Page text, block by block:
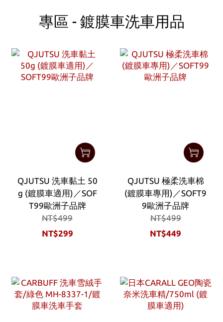
專區 - 鍍膜車洗車用品
QJUTSU 洗車黏土 50
g (鍍膜車適用)／SOF
T99歐洲子品牌
NT$499
NT$299
QJUTSU 極柔洗車棉
(鍍膜車專用)／SOFT9
9歐洲子品牌
NT$499
NT$449